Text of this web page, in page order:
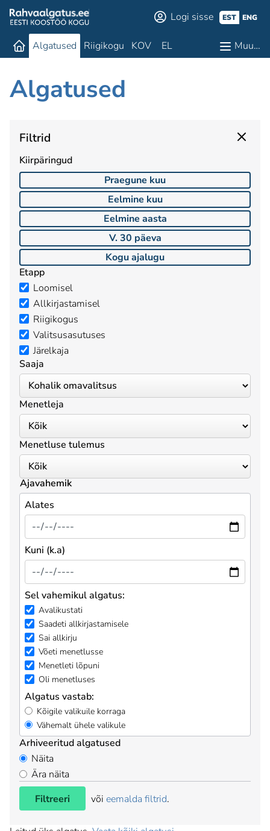
Logi sisse EST ENG
Algatused Riigikogu KOV EL Muu…
Algatused
Filtrid
Kiirpäringud
Praegune kuu
Eelmine kuu
Eelmine aasta
V. 30 päeva
Kogu ajalugu
Etapp
Loomisel
Allkirjastamisel
Riigikogus
Valitsusasutuses
Järelkaja
Saaja
Menetleja
Menetluse tulemus
Ajavahemik
Alates
Kuni (k.a)
Sel vahemikul algatus:
Avalikustati
Saadeti allkirjastamisele
Sai allkirju
Võeti menetlusse
Menetleti lõpuni
Oli menetluses
Algatus vastab:
Kõigile valikuile korraga
Vähemalt ühele valikule
Arhiveeritud algatused
Näita
Ära näita
Filtreeri
või eemalda filtrid.